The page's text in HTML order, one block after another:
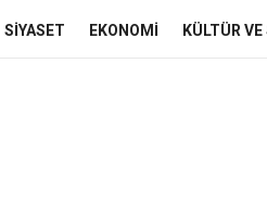
SIYASET EKONOMI KÜLTÜR